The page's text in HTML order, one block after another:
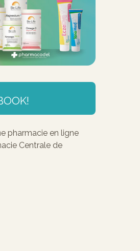
pharmacie en ligne
Centrale de